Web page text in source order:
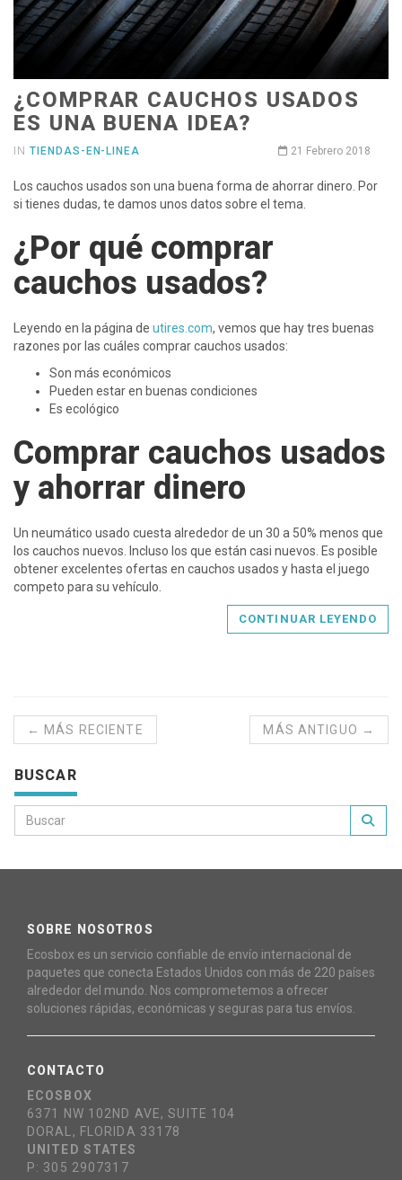
¿COMPRAR CAUCHOS USADOS
ES UNA BUENA IDEA?
IN TIENDAS-EN-LINEA 21 Febrero 2018
Los cauchos usados son una buena forma de ahorrar dinero. Por
si tienes dudas, te damos unos datos sobre el tema.
¿Por qué comprar
cauchos usados?
Leyendo en la página de utires.com, vemos que hay tres buenas
razones por las cuáles comprar cauchos usados:
Son más económicos
Pueden estar en buenas condiciones
Es ecológico
Comprar cauchos usados
y ahorrar dinero
Un neumático usado cuesta alrededor de un 30 a 50% menos que
los cauchos nuevos. Incluso los que están casi nuevos. Es posible
obtener excelentes ofertas en cauchos usados y hasta el juego
competo para su vehículo.
CONTINUAR LEYENDO
← MÁS RECIENTE MÁS ANTIGUO →
BUSCAR
SOBRE NOSOTROS
Ecosbox es un servicio confiable de envío internacional de
paquetes que conecta Estados Unidos con más de 220 países
alrededor del mundo. Nos comprometemos a ofrecer
soluciones rápidas, económicas y seguras para tus envíos.
CONTACTO
ECOSBOX
6371 NW 102ND AVE, SUITE 104
DORAL, FLORIDA 33178
UNITED STATES
P: 305 2907317